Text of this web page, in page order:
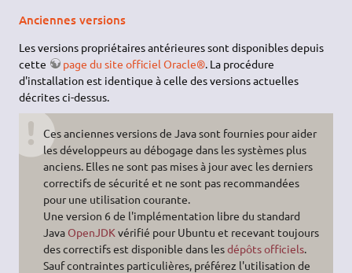
Anciennes versions
Les versions propriétaires antérieures sont disponibles depuis
cette
page du site officiel Oracle®. La procédure
d'installation est identique à celle des versions actuelles
décrites ci-dessus.
Ces anciennes versions de Java sont fournies pour aider
les développeurs au débogage dans les systèmes plus
anciens. Elles ne sont pas mises à jour avec les derniers
correctifs de sécurité et ne sont pas recommandées
pour une utilisation courante.
Une version 6 de l'implémentation libre du standard
Java OpenJDK vérifié pour Ubuntu et recevant toujours
des correctifs est disponible dans lesdépôts officiels.
Sauf contraintes particulières, préférez l'utilisation de